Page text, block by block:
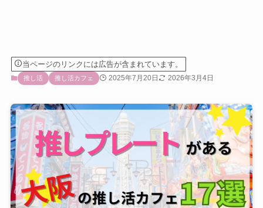
当ページのリンクには広告が含まれています。
推し活 推し活カフェ 2025年7月20日 2026年3月4日